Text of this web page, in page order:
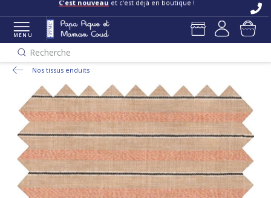
C'est nouveau et c'est déjà en boutique !
MENU
Recherche
Nos tissus enduits